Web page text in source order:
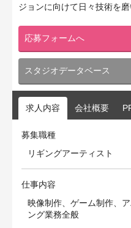
ジョンに向けて日々技術を磨
応募フォームへ
スタジオデータベース
求人内容 会社概要
募集職種
リギングアーティスト
仕事内容
映像制作、ゲーム制作、
ング業務全般